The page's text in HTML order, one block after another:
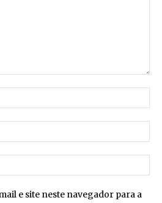
e site neste navegador para a